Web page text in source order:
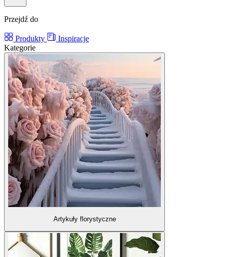
Przejdź do
Produkty
Inspiracje
Kategorie
Artykuły florystyczne